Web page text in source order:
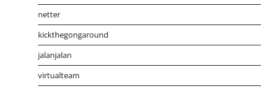
netter
kickthegongaround
jalanjalan
virtualteam